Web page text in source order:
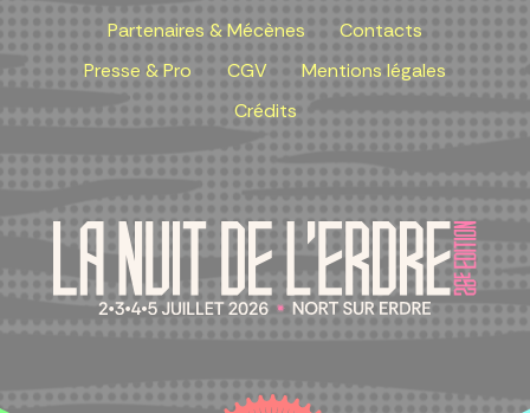
Partenaires & Mécènes
Contacts
Presse & Pro
CGV
Mentions légales
Crédits